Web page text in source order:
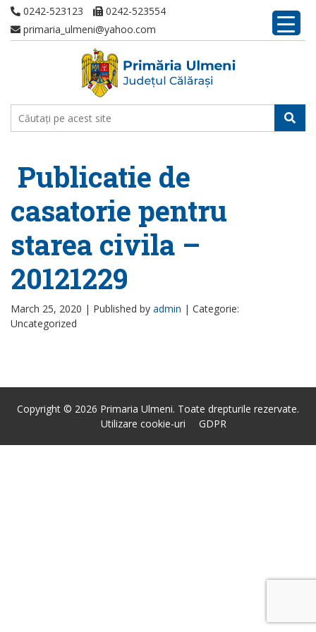
0242-523123
0242-523554
primaria_ulmeni@yahoo.com
Publicatie de
casatorie pentru
starea civila –
20121229
March 25, 2020 | Published by admin | Categorie:
Uncategorized
Copyright © 2026 Primaria Ulmeni. Toate drepturile rezervate.
Utilizare cookie-uri
GDPR